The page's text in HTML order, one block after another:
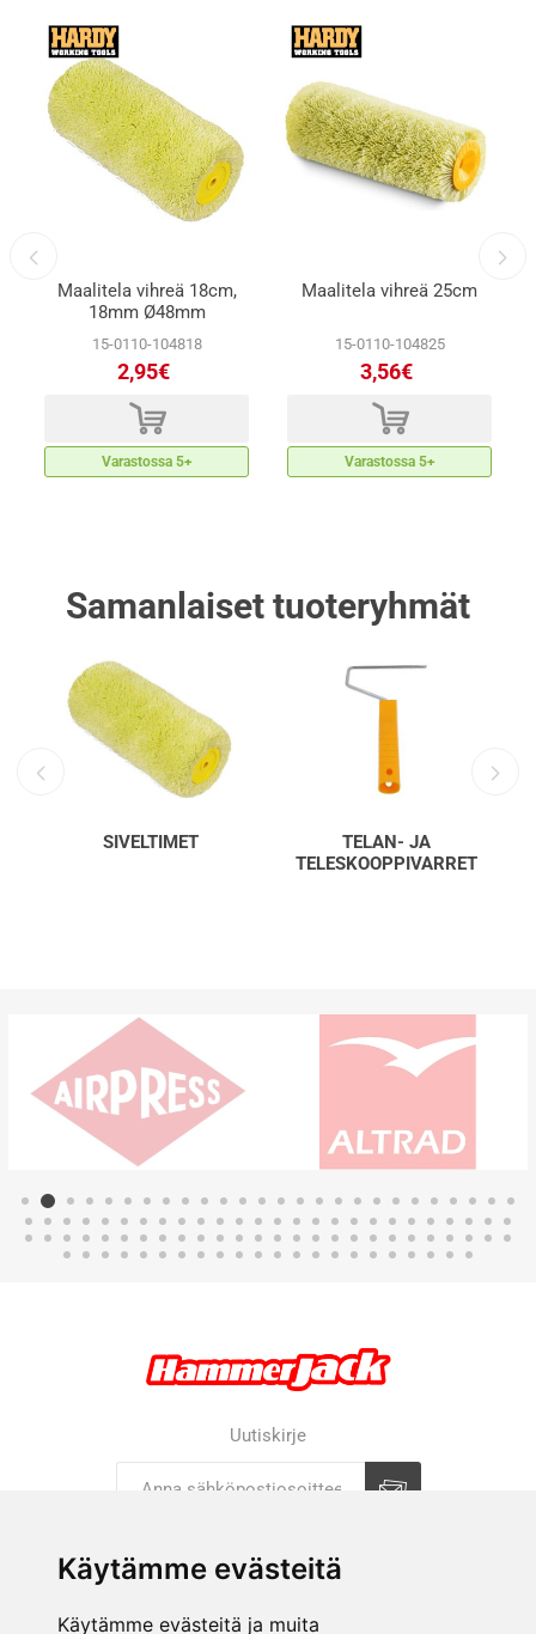
Käytämme evästeitä
Käytämme evästeitä ja muita
Maalitela vihreä 18cm,
18mm Ø48mm
15-0110-104818
2,95€
d
Varastossa 5+
Maalitela vihreä 25cm
15-0110-104825
3,56€
d
Varastossa 5+
Samanlaiset tuoteryhmät
SIVELTIMET
TELAN- JA
TELESKOOPPIVARRET
Uutiskirje
YRITYS